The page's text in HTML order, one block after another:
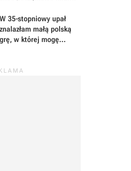
W 35-stopniowy upał
znalazłam małą polską
grę, w której mogę
wszystkiego